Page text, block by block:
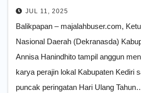
Perajin Kabupaten
JUL 11, 2025
Balikpapan – majalahbuser.com,
Nasional Daerah (Dekranasda)
Annisa Hanindhito tampil anggun
karya perajin lokal Kabupaten Kediri
puncak peringatan Hari Ulang